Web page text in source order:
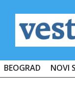
BEOGRAD NOVI